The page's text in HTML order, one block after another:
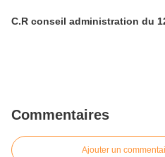
C.R conseil administration du
Commentaires
Ajouter un